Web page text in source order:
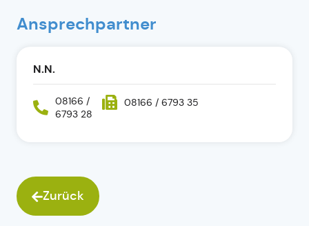
Ansprechpartner
N.N.
08166 /
6793 28
08166 / 6793 35
Zurück